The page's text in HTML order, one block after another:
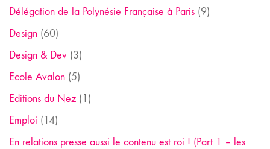
Délégation de la Polynésie Française à Paris (9)
Design (60)
Design & Dev (3)
Ecole Avalon (5)
Editions du Nez (1)
Emploi (14)
En relations presse aussi le contenu est roi ! (Part 1 – les